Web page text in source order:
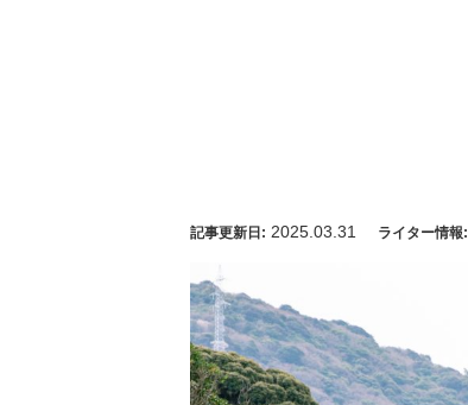
記事更新日: 2025.03.31 ライター情報: